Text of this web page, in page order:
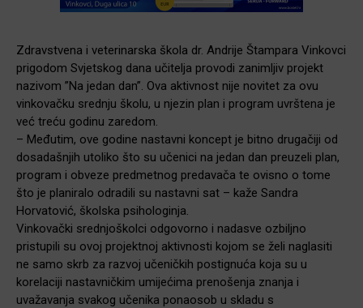
Zdravstvena i veterinarska škola dr. Andrije Štampara Vinkovci
prigodom Svjetskog dana učitelja provodi zanimljiv projekt
nazivom ”Na jedan dan”. Ova aktivnost nije novitet za ovu
vinkovačku srednju školu, u njezin plan i program uvrštena je
već treću godinu zaredom.
– Međutim, ove godine nastavni koncept je bitno drugačiji od
dosadašnjih utoliko što su učenici na jedan dan preuzeli plan,
program i obveze predmetnog predavača te ovisno o tome
što je planiralo odradili su nastavni sat – kaže Sandra
Horvatović, školska psihologinja.
Vinkovački srednjoškolci odgovorno i nadasve ozbiljno
pristupili su ovoj projektnoj aktivnosti kojom se želi naglasiti
ne samo skrb za razvoj učeničkih postignuća koja su u
korelaciji nastavničkim umijećima prenošenja znanja i
uvažavanja svakog učenika ponaosob u skladu s